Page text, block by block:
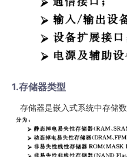
1.存储器类型
存储器是嵌入式系统中存储数